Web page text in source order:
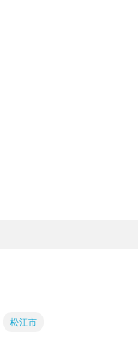
松江市